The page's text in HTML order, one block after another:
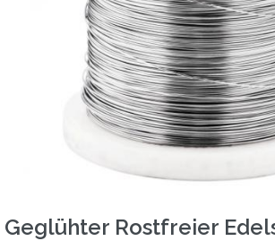
Geglühter Rostfreier